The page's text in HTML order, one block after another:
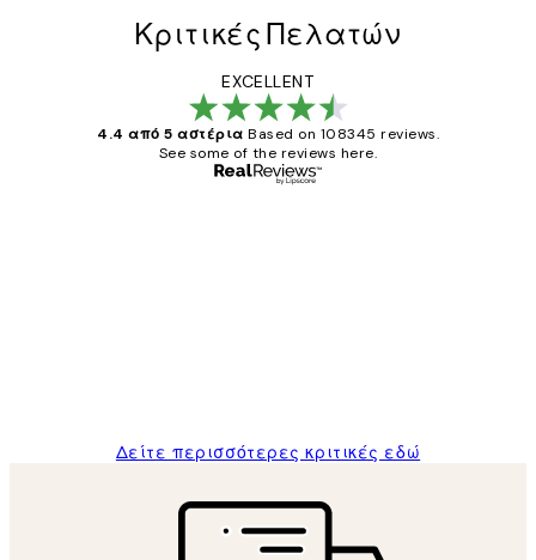
Κριτικές Πελατών
EXCELLENT
4.4 από 5 αστέρια Based on 108345 reviews.
See some of the reviews here.
Δείτε περισσότερες κριτικές εδώ